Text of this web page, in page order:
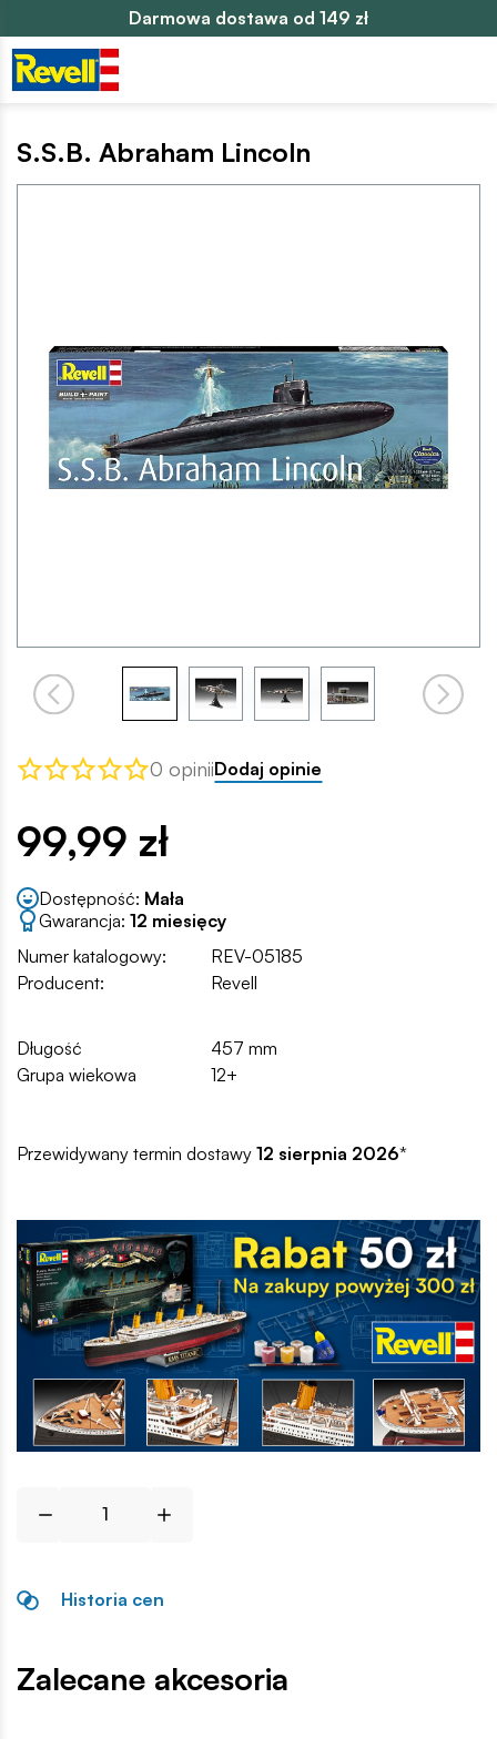
Darmowa dostawa od 149 zł
S.S.B. Abraham Lincoln
0 opiniiDodaj opinie
99,99 zł
Dostępność: Mała
Gwarancja: 12 miesięcy
Numer katalogowy:
REV-05185
Producent:
Revell
Długość
457 mm
Grupa wiekowa
12+
Przewidywany termin dostawy 12 sierpnia 2026*
Historia cen
Zalecane akcesoria